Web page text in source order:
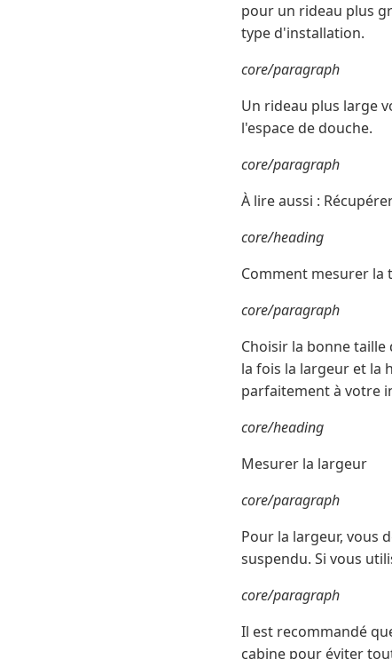
pour un rideau plus
type d'installation.
core/paragraph
Un rideau plus large
l'espace de douche.
core/paragraph
À lire aussi :
core/heading
Comment mesurer la
core/paragraph
Choisir la bonne
la fois la largeur et la
parfaitement à votre
core/heading
Mesurer la largeur
core/paragraph
Pour la largeur, vous
suspendu. Si vous
core/paragraph
Il est recommandé
cabine pour éviter